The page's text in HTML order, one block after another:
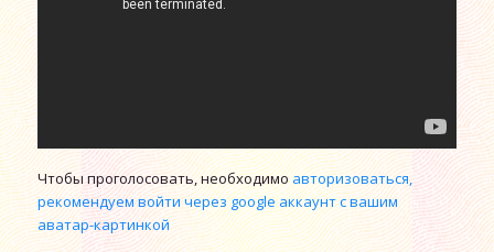
Чтобы проголосовать, необходимоавторизоваться,
рекомендуем войти через google аккаунт с вашим
аватар-картинкой